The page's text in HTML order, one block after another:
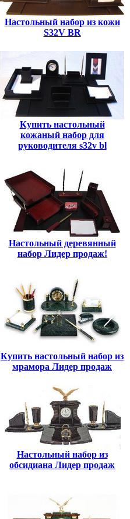
Настольный набор из кожи
S32V BR
Купить настольный
кожаный набор для
руководителя s32v bl
Настольный деревянный
набор Лидер продаж!
Купить настольный набор из
мрамора Лидер продаж
Настольный набор из
обсидиана Лидер продаж